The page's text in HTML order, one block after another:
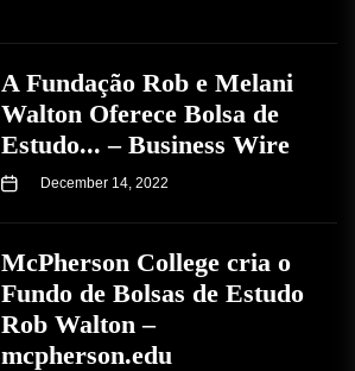
A Fundação Rob e Melani
Walton Oferece Bolsa de
Estudo... – Business Wire
December 14, 2022
McPherson College cria o
Fundo de Bolsas de Estudo
Rob Walton –
mcpherson.edu